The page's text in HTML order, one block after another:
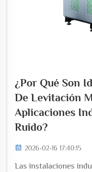
¿Por Qué Son
De Levitación
Aplicaciones
Ruido?
2026-02-16 17:40:15
Las instalaciones